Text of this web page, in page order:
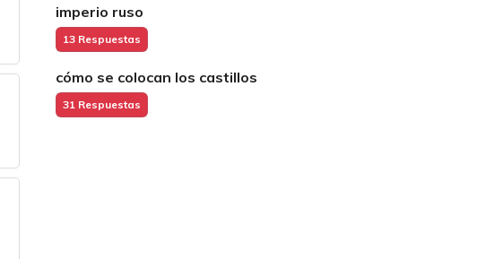
imperio ruso
13 Respuestas
cómo se colocan los castillos
31 Respuestas